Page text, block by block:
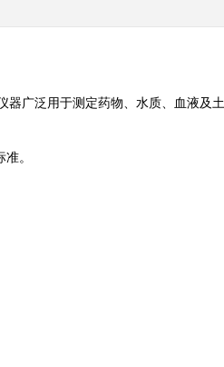
广泛用于测定药物、水质、血液及
。